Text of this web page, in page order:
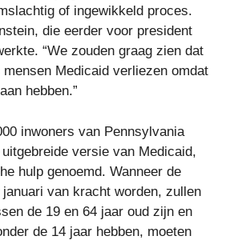
of ingewikkeld proces.
die eerder voor president
“We zouden graag zien dat
Medicaid verliezen omdat
hebben.”
inwoners van Pennsylvania
versie van Medicaid,
hulp genoemd. Wanneer de
van kracht worden, zullen
de 19 en 64 jaar oud zijn en
de 14 jaar hebben, moeten